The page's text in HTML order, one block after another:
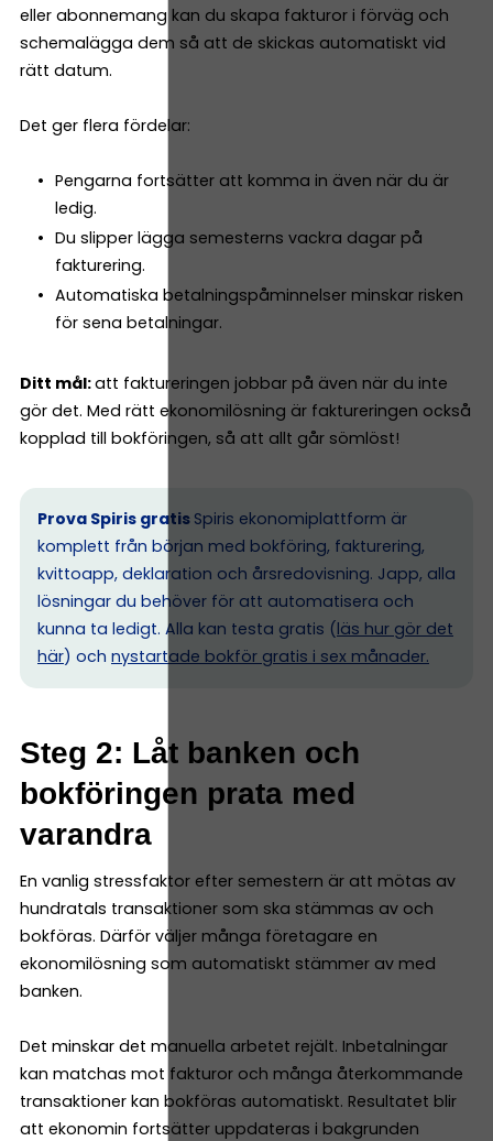
eller abonnemang kan du skapa fakturor i förväg och
schemalägga dem så att de skickas automatiskt vid
rätt datum.
Det ger flera fördelar:
Pengarna fortsätter att komma in även när du är
ledig.
Du slipper lägga semesterns vackra dagar på
fakturering.
Automatiska betalningspåminnelser minskar risken
för sena betalningar.
Ditt mål:att faktureringen jobbar på även när du inte
gör det. Med rätt ekonomilösning är faktureringen också
kopplad till bokföringen, så att allt går sömlöst!
Prova Spiris gratis Spiris ekonomiplattform är
komplett från början med bokföring, fakturering,
kvittoapp, deklaration och årsredovisning. Japp, alla
lösningar du behöver för att automatisera och
kunna ta ledigt. Alla kan testa gratis (läs hur gör det
här) och nystartade bokför gratis i sex månader.
Steg 2: Låt banken och
bokföringen prata med
varandra
En vanlig stressfaktor efter semestern är att mötas av
hundratals transaktioner som ska stämmas av och
bokföras. Därför väljer många företagare en
ekonomilösning som automatiskt stämmer av med
banken.
Det minskar det manuella arbetet rejält. Inbetalningar
kan matchas mot fakturor och många återkommande
transaktioner kan bokföras automatiskt. Resultatet blir
att ekonomin fortsätter uppdateras i bakgrunden